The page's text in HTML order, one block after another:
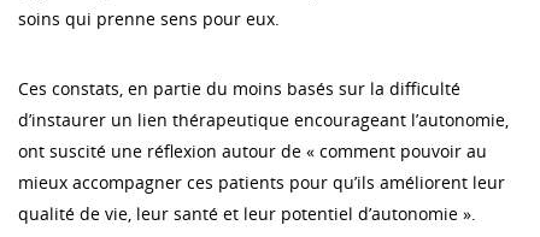
soins qui prenne sens pour eux.
Ces constats, en partie du moins basés sur la difficulté
d’instaurer un lien thérapeutique encourageant l’autonomie,
ont suscité une réflexion autour de « comment pouvoir au
mieux accompagner ces patients pour qu’ils améliorent leur
qualité de vie, leur santé et leur potentiel d’autonomie ».